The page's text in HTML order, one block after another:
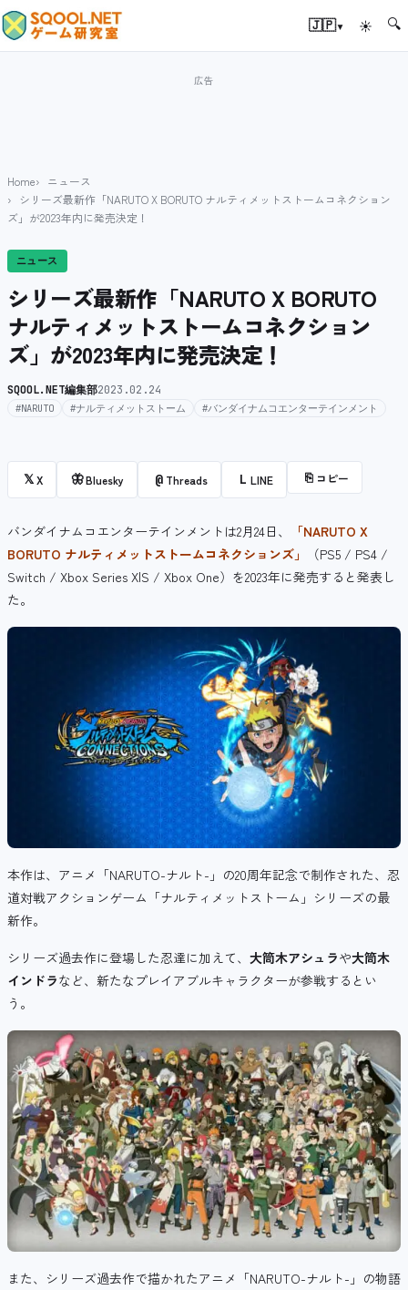
🇯🇵▾ ☀ 🔍
Home
ニュース
シリーズ最新作「NARUTO X BORUTO ナルティメットストームコネクション
ズ」が2023年内に発売決定！
ニュース
シリーズ最新作「NARUTO X BORUTO
ナルティメットストームコネクション
ズ」が2023年内に発売決定！
SQOOL.NET編集部2023.02.24
#NARUTO #ナルティメットストーム #バンダイナムコエンターテインメント
𝕏X 🦋Bluesky @ Threads L LINE ⎘ コピー
バンダイナムコエンターテインメントは2月24日、
「NARUTO X
BORUTO ナルティメットストームコネクションズ」
（PS5 / PS4 /
Switch / Xbox Series X|S / Xbox One）を2023年に発売すると発表し
た。
本作は、アニメ「NARUTO-ナルト-」の20周年記念で制作された、忍
道対戦アクションゲーム「ナルティメットストーム」シリーズの最
新作。
シリーズ過去作に登場した忍達に加えて、 大筒木アシュラや大筒木
インドラなど、新たなプレイアブルキャラクターが参戦するとい
う。
また、シリーズ過去作で描かれたアニメ「NARUTO-ナルト-」の物語